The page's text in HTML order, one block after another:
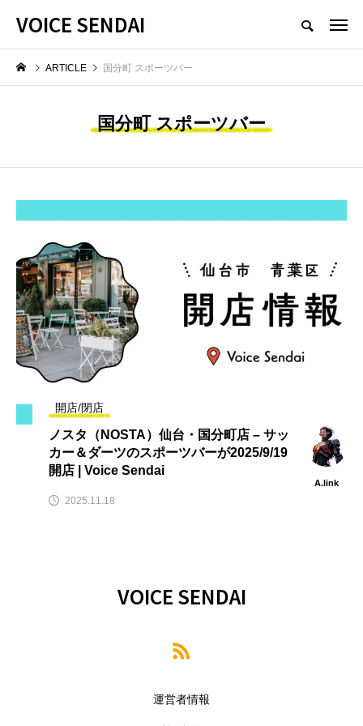
VOICE SENDAI
ARTICLE 国分町 スポーツバー
国分町 スポーツバー
開店/閉店
ノスタ（NOSTA）仙台・国分町店 – サッ
カー＆ダーツのスポーツバーが2025/9/19
開店 | Voice Sendai
A.link
2025.11.18
VOICE SENDAI
運営者情報